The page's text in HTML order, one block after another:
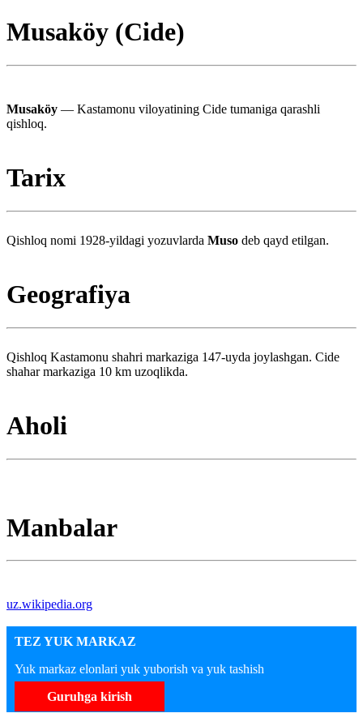
Musaköy (Cide)
Musaköy — Kastamonu viloyatining Cide tumaniga qarashli
qishloq.
Tarix
Qishloq nomi 1928-yildagi yozuvlarda Muso deb qayd etilgan.
Geografiya
Qishloq Kastamonu shahri markaziga 147-uyda joylashgan. Cide
shahar markaziga 10 km uzoqlikda.
Aholi
Manbalar
uz.wikipedia.org
TEZ YUK MARKAZ
Yuk markaz elonlari yuk yuborish va yuk tashish
Guruhga kirish